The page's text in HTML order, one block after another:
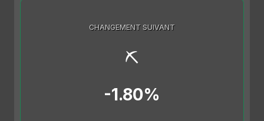
CHANGEMENT SUIVANT
⛏️
-1.80%